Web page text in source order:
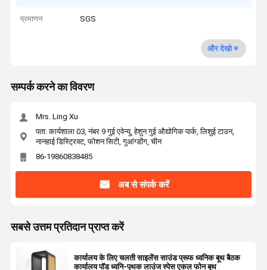
प्रमाणन SGS
और देखो
सम्पर्क करने का विवरण
Mrs. Ling Xu
पता: कार्यशाला 03, नंबर 9 गुई एवेन्यू, हेशुन गुई औद्योगिक पार्क, लिशुई टाउन,
नानहाई डिस्ट्रिक्ट, फोशन सिटी, गुआंग्डोंग, चीन
86-19860838485
अब से संपर्क करें
सबसे उत्तम प्रतिदान प्राप्त करें
कार्यालय के लिए चलती साइलेंस साउंड प्रूफ ध्वनिक बूथ बैठक
कार्यालय पॉड ध्वनि-पृथक लाउंज स्पेस एकल फोन बूथ